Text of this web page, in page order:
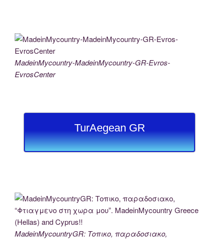
MadeinMycountry-MadeinMycountry-GR-Evros-
EvrosCenter
TurAegean GR
MadeinMycountryGR: Τοπικο, παραδοσιακο,